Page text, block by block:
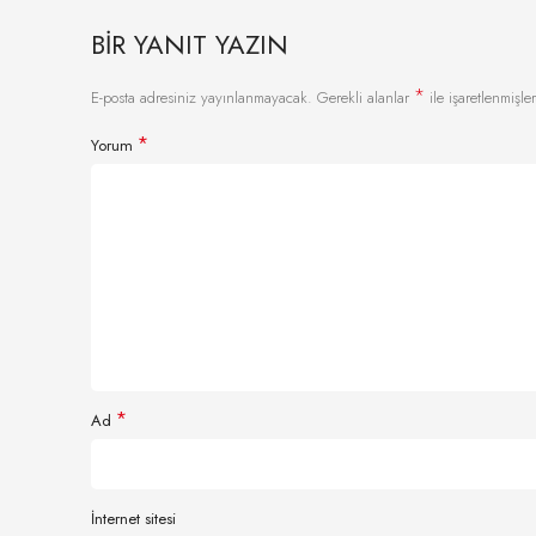
BIR YANIT YAZIN
E-posta adresiniz yayınlanmayacak. Gerekli alanlar * ile
Yorum *
Ad *
İnternet sitesi